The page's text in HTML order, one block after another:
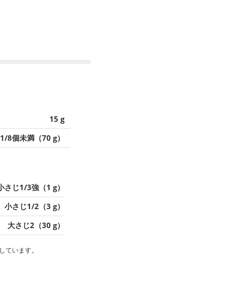
15 g
1/8個未満（70 g）
さじ1/3強（1 g）
小さじ1/2（3 g）
大さじ2（30 g）
います。